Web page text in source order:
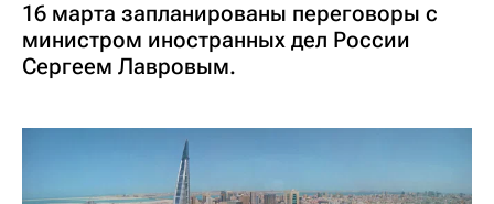
16 марта запланированы переговоры с
министром иностранных дел России
Сергеем Лавровым.